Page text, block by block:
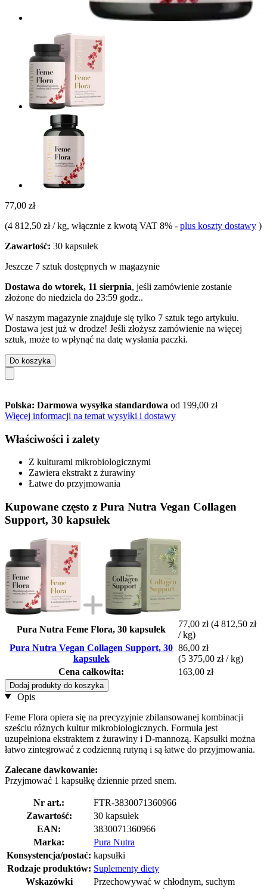
77,00 zł
(4 812,50 zł / kg, włącznie z kwotą VAT 8% - plus koszty dostawy )
Zawartość: 30 kapsułek
Jeszcze 7 sztuk dostępnych w magazynie
Dostawa do wtorek, 11 sierpnia, jeśli zamówienie zostanie
złożone do niedziela do 23:59 godz..
W naszym magazynie znajduje się tylko 7 sztuk tego artykułu.
Dostawa jest już w drodze! Jeśli złożysz zamówienie na więcej
sztuk, może to wpłynąć na datę wysłania paczki.
Do koszyka
Polska: Darmowa wysyłka standardowa od 199,00 zł
Więcej informacji na temat wysyłki i dostawy
Właściwości i zalety
Z kulturami mikrobiologicznymi
Zawiera ekstrakt z żurawiny
Łatwe do przyjmowania
Kupowane często z Pura Nutra Vegan Collagen
Support, 30 kapsułek
Pura Nutra Feme Flora, 30 kapsułek
77,00 zł (4 812,50 zł
/ kg)
Pura Nutra Vegan Collagen Support, 30
kapsułek
86,00 zł
(5 375,00 zł / kg)
Cena całkowita:
163,00 zł
Dodaj produkty do koszyka
Opis
Feme Flora opiera się na precyzyjnie zbilansowanej kombinacji
sześciu różnych kultur mikrobiologicznych. Formuła jest
uzupełniona ekstraktem z żurawiny i D-mannozą. Kapsułki można
łatwo zintegrować z codzienną rutyną i są łatwe do przyjmowania.
Zalecane dawkowanie:
Przyjmować 1 kapsułkę dziennie przed snem.
Nr art.:
FTR-3830071360966
Zawartość:
30 kapsułek
EAN:
3830071360966
Marka:
Pura Nutra
Konsystencja/postać: kapsułki
Rodzaje produktów: Suplementy diety
Wskazówki
Przechowywać w chłodnym, suchym